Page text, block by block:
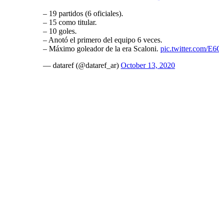
– 19 partidos (6 oficiales).
– 15 como titular.
– 10 goles.
– Anotó el primero del equipo 6 veces.
– Máximo goleador de la era Scaloni. pic.twitter.com/
— dataref (@dataref_ar) October 13, 2020